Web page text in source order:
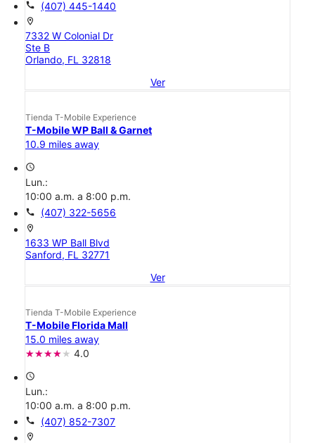
call (407) 445-1440
location_on
7332 W Colonial Dr
Ste B
Orlando, FL 32818
Ver
Tienda T-Mobile Experience
T-Mobile WP Ball & Garnet
10.9 miles away
access_time
Lun.:
10:00 a.m. a 8:00 p.m.
call (407) 322-5656
location_on
1633 WP Ball Blvd
Sanford, FL 32771
Ver
Tienda T-Mobile Experience
T-Mobile Florida Mall
15.0 miles away
4.0
access_time
Lun.:
10:00 a.m. a 8:00 p.m.
call (407) 852-7307
location_on